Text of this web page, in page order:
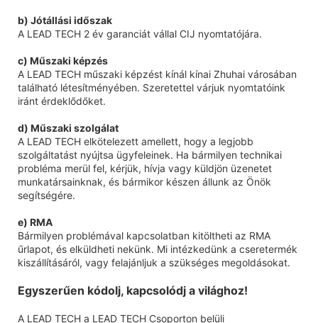
b) Jótállási időszak
A LEAD TECH 2 év garanciát vállal CIJ nyomtatójára.
c) Műszaki képzés
A LEAD TECH műszaki képzést kínál kínai Zhuhai városában
található létesítményében. Szeretettel várjuk nyomtatóink
iránt érdeklődőket.
d) Műszaki szolgálat
A LEAD TECH elkötelezett amellett, hogy a legjobb
szolgáltatást nyújtsa ügyfeleinek. Ha bármilyen technikai
probléma merül fel, kérjük, hívja vagy küldjön üzenetet
munkatársainknak, és bármikor készen állunk az Önök
segítségére.
e) RMA
Bármilyen problémával kapcsolatban kitöltheti az RMA
űrlapot, és elküldheti nekünk. Mi intézkedünk a cseretermék
kiszállításáról, vagy felajánljuk a szükséges megoldásokat.
Egyszerűen kódolj, kapcsolódj a világhoz!
A LEAD TECH a LEAD TECH Csoporton belüli